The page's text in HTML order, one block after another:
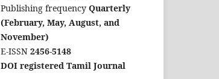
Publishing frequency Quarterly
(February, May, August, and
November)
E-ISSN 2456-5148
DOI registered Tamil Journal